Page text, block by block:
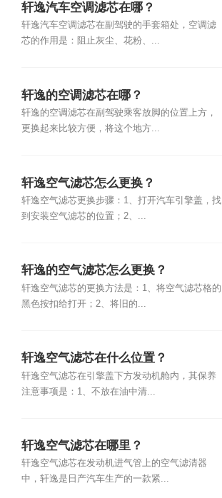
轩逸汽车空调滤芯在哪？
轩逸汽车空调滤芯在副驾驶的手套箱处，空调滤
芯的作用是：阻止灰尘、花粉、...
轩逸的空调滤芯在哪？
轩逸的空调滤芯在副驾驶乘客放脚的位置上方，
更换起来比较方便，将这个地方...
轩逸空气滤芯怎么更换？
轩逸空气滤芯更换步骤：1、打开汽车引擎盖，找
到安装空气滤芯的位置；2、...
轩逸的空气滤芯怎么更换？
轩逸空气滤芯的更换方法是：1、将空气滤芯格的
黑色按扣给打开；2、将旧的...
轩逸空气滤芯在什么位置？
轩逸空气滤芯在引擎盖下方发动机舱内，其保养
注意事项是：1、不放在油中清...
轩逸空气滤芯在哪里？
轩逸空气滤芯在发动机进气管上的空气滤清器
中，轩逸是日产汽车生产的一款紧...